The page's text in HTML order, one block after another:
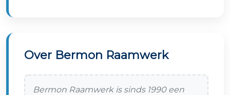
Over Bermon Raamwerk
Bermon Raamwerk is sinds 1990 een